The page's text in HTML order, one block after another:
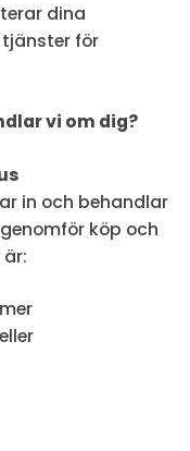
dina
för
vi om dig?
in och behandlar
köp och